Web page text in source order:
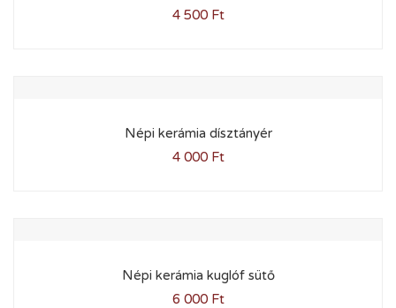
4 500 Ft
Népi kerámia dísztányér
4 000 Ft
Népi kerámia kuglóf sütő
6 000 Ft